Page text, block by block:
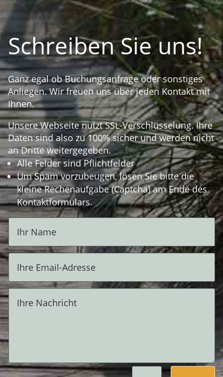
Schreiben Sie uns!
Ganz egal ob Buchungsanfrage oder sonstiges
Anliegen. Wir freuen uns über jeden Kontakt mit
Ihnen.
Unsere Webseite nutzt SSL-Verschlüsselung. Ihre
Daten sind also zu 100% sicher und werden nicht
an Dritte weitergegeben.
Alle Felder sind Pflichtfelder
Um Spam vorzubeugen, lösen Sie bitte die
kleine Rechenaufgabe (Captcha) am Ende des
Kontaktformulars.